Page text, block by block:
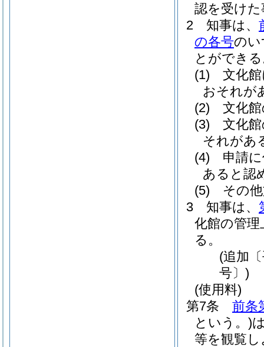
認を受け
2
知事は、
の各号のい
とができ
(1)
文化
おそれが
(2)
文化
(3)
文化
それがあ
(4)
申請
あると認
(5)
その
3
知事は、
化館の管
る。
(追加
号〕)
(使用料)
第7条
前条
という。)
等を観覧